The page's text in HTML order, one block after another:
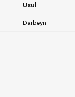
Usul
Darbeyn